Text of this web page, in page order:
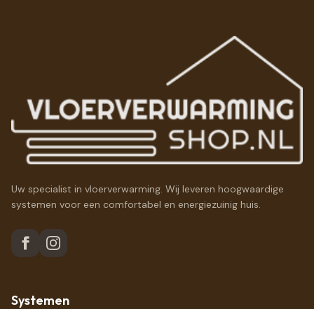
Uw specialist in vloerverwarming. Wij leveren hoogwaardige
systemen voor een comfortabel en energiezuinig huis.
Systemen